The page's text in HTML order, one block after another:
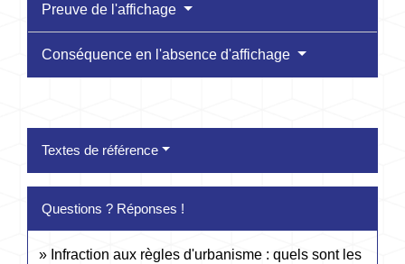
Preuve de l'affichage
Conséquence en l'absence d'affichage
Textes de référence
Questions ? Réponses !
Infraction aux règles d'urbanisme : quels sont les